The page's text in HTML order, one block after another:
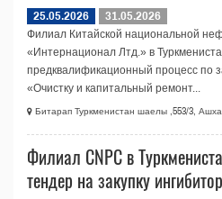
25.05.2026
31.05.2026
Филиал Китайской национальной
«Интернационал Лтд.» в
предквалификационный процесс по
«Очистку и капитальный ремонт...
Битарап Туркменистан шаелы ,553/3,
Филиал CNPC в
тендер на закупку